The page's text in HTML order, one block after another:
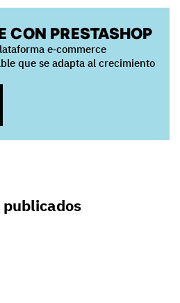
CON PRESTASHOP
e‑commerce
que se adapta al crecimiento